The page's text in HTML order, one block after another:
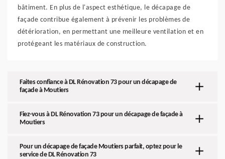
bâtiment. En plus de l'aspect esthétique, le décapage de
façade contribue également à prévenir les problèmes de
détérioration, en permettant une meilleure ventilation et en
protégeant les matériaux de construction.
Faites confiance à DL Rénovation 73 pour un décapage de
façade à Moutiers
Fiez-vous à DL Rénovation 73 pour un décapage de façade à
Moutiers
Pour un décapage de façade Moutiers parfait, optez pour le
service de DL Rénovation 73